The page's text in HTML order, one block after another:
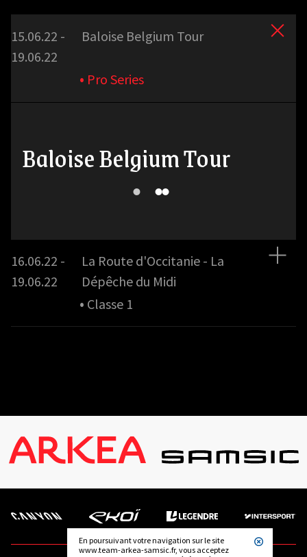
En poursuivant votre navigation sur le site
www.team-arkea-samsic.fr, vous acceptez
15.06.22 -
19.06.22
Baloise Belgium Tour
• Pro Series
Baloise Belgium Tour
16.06.22 -
19.06.22
La Route d'Occitanie - La
Dépêche du Midi
• Classe 1